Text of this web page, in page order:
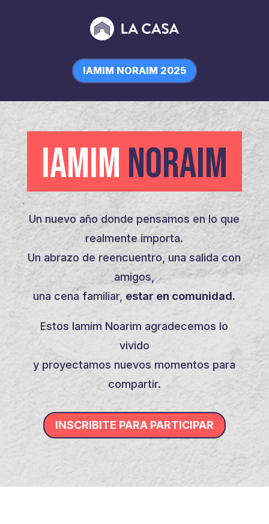
IAMIM NORAIM 2025
IAMIM NORAIM
Un nuevo año donde pensamos en lo que
realmente importa.
Un abrazo de reencuentro, una salida con
amigos,
una cena familiar, estar en comunidad.
Estos Iamim Noarim agradecemos lo
vivido
y proyectamos nuevos momentos para
compartir.
INSCRIBITE PARA PARTICIPAR